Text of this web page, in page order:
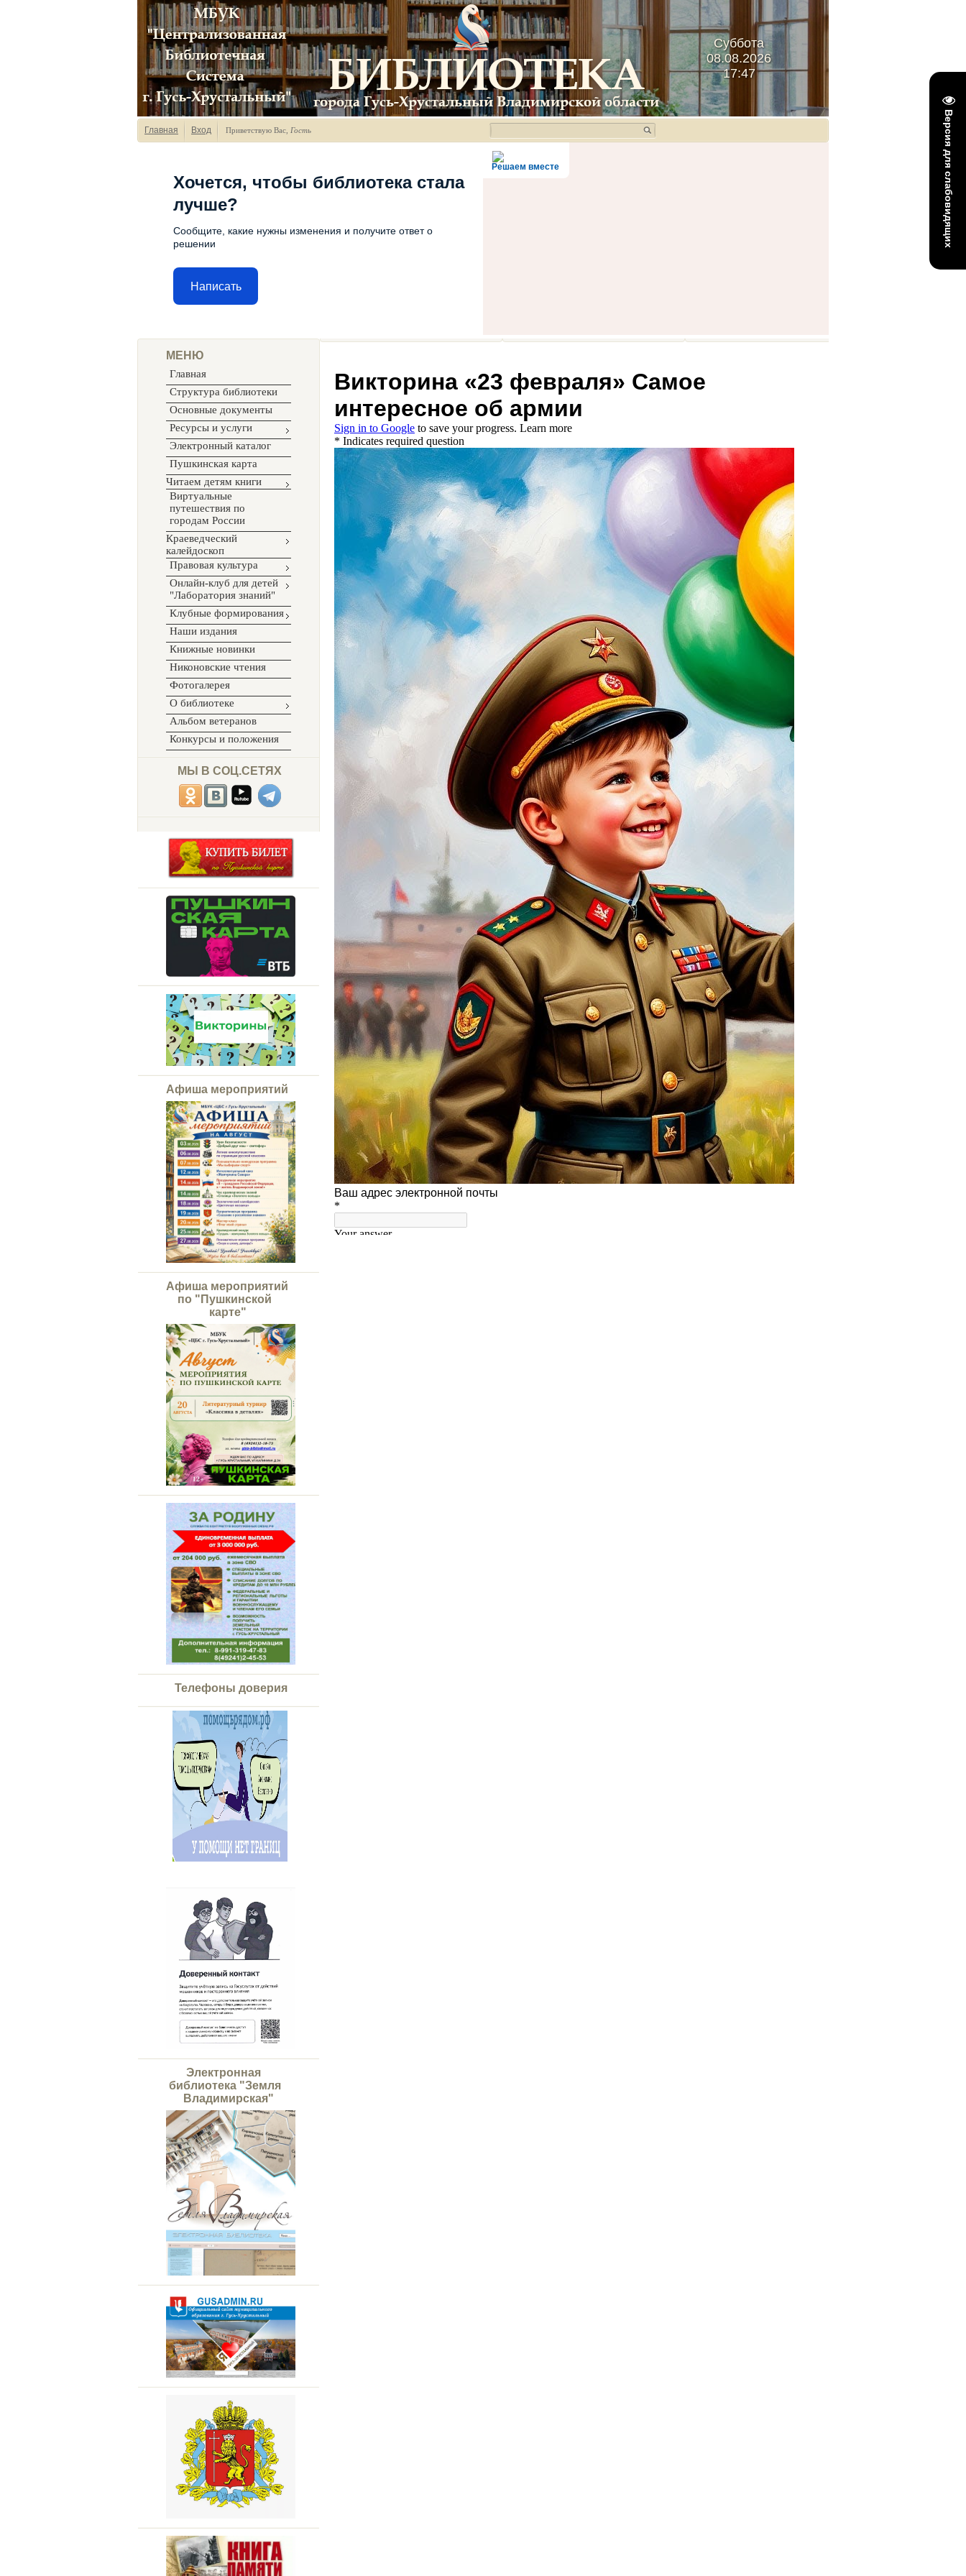
Версия для слабовидящих
Суббота
08.08.2026
17:47
Главная Вход Приветствую Вас Гость
Решаем вместе
Хочется, чтобы библиотека стала
лучше?
Сообщите, какие нужны изменения и получите ответ о
решении
Написать
МЕНЮ
Главная
Структура библиотеки
Основные документы
Ресурсы и услуги
Электронный каталог
Пушкинская карта
Читаем детям книги
Виртуальные
путешествия по
городам России
Краеведческий
калейдоскоп
Правовая культура
Онлайн-клуб для детей
"Лаборатория знаний"
Клубные формирования
Наши издания
Книжные новинки
Никоновские чтения
Фотогалерея
О библиотеке
Альбом ветеранов
Конкурсы и положения
МЫ В СОЦ.СЕТЯХ
Афиша мероприятий
Афиша мероприятий
по "Пушкинской
карте"
Телефоны доверия
Электронная
библиотека "Земля
Владимирская"